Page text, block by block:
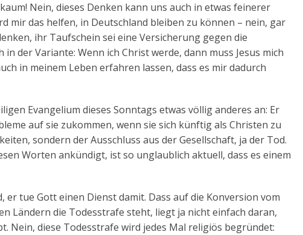
Nein, dieses Denken kann uns auch in etwas feinerer
mir das helfen, in Deutschland bleiben zu können – nein, gar
ihr Taufschein sei eine Versicherung gegen die
der Variante: Wenn ich Christ werde, dann muss Jesus mich
in meinem Leben erfahren lassen, dass es mir dadurch
Evangelium dieses Sonntags etwas völlig anderes an: Er
auf sie zukommen, wenn sie sich künftig als Christen zu
sondern der Ausschluss aus der Gesellschaft, ja der Tod.
Worten ankündigt, ist so unglaublich aktuell, dass es einem
er tue Gott einen Dienst damit. Dass auf die Konversion vom
Ländern die Todesstrafe steht, liegt ja nicht einfach daran,
Nein, diese Todesstrafe wird jedes Mal religiös begründet: